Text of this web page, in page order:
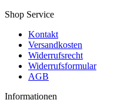
Shop Service
Kontakt
Versandkosten
Widerrufsrecht
Widerrufsformular
AGB
Informationen